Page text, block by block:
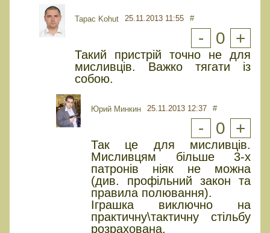
Tapac Kohut 25.11.2013 11:55 #
- 0 +
Такий пристрій точно не для
мисливців. Важко тягати із
собою.
Юрий Минкин 25.11.2013 12:37 #
- 0 +
Так це для мисливців.
Мисливцям більше 3-х
патронів ніяк не можна
(див. профільний закон та
правила полювання).
Іграшка виключно на
практичну\тактичну стільбу
розрахована.